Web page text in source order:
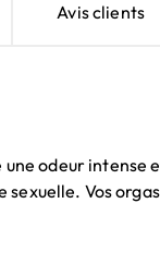
Avis clients
odeur intense
Vos